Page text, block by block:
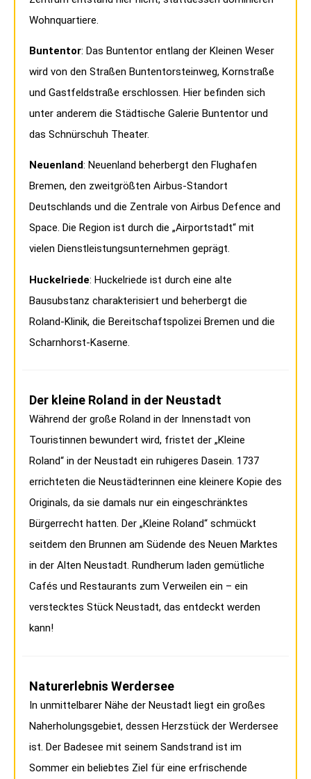
Wohnquartiere.
Buntentor: Das Buntentor entlang der Kleinen Weser
wird von den Straßen Buntentorsteinweg, Kornstraße
und Gastfeldstraße erschlossen. Hier befinden sich
unter anderem die Städtische Galerie Buntentor und
das Schnürschuh Theater.
Neuenland: Neuenland beherbergt den Flughafen
Bremen, den zweitgrößten Airbus-Standort
Deutschlands und die Zentrale von Airbus Defence and
Space. Die Region ist durch die „Airportstadt“ mit
vielen Dienstleistungsunternehmen geprägt.
Huckelriede: Huckelriede ist durch eine alte
Bausubstanz charakterisiert und beherbergt die
Roland-Klinik, die Bereitschaftspolizei Bremen und die
Scharnhorst-Kaserne.
Der kleine Roland in der Neustadt
Während der große Roland in der Innenstadt von
Touristinnen bewundert wird, fristet der „Kleine
Roland“ in der Neustadt ein ruhigeres Dasein. 1737
errichteten die Neustädterinnen eine kleinere Kopie des
Originals, da sie damals nur ein eingeschränktes
Bürgerrecht hatten. Der „Kleine Roland“ schmückt
seitdem den Brunnen am Südende des Neuen Marktes
in der Alten Neustadt. Rundherum laden gemütliche
Cafés und Restaurants zum Verweilen ein – ein
verstecktes Stück Neustadt, das entdeckt werden
kann!
Naturerlebnis Werdersee
In unmittelbarer Nähe der Neustadt liegt ein großes
Naherholungsgebiet, dessen Herzstück der Werdersee
ist. Der Badesee mit seinem Sandstrand ist im
Sommer ein beliebtes Ziel für eine erfrischende